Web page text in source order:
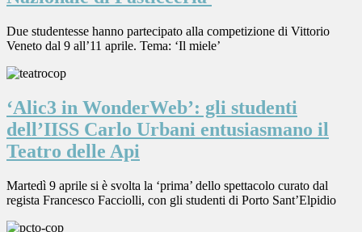
Due studentesse hanno partecipato alla competizione di Vittorio
Veneto dal 9 all’11 aprile. Tema: ‘Il miele’
‘Alic3 in WonderWeb’: gli studenti
dell’IISS Carlo Urbani entusiasmano il
Teatro delle Api
Martedì 9 aprile si è svolta la ‘prima’ dello spettacolo curato dal
regista Francesco Facciolli, con gli studenti di Porto Sant’Elpidio